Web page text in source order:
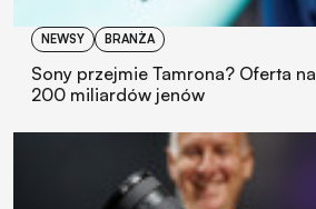
NEWSY BRANŻA
Sony przejmie Tamrona? Oferta na
200 miliardów jenów